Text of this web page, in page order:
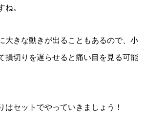
ね。
大きな動きが出ることもあるので、小
損切りを遅らせると痛い目を見る可能
はセットでやっていきましょう！